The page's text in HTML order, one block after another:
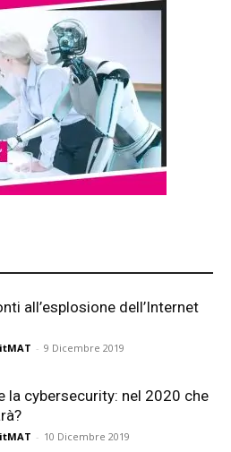
all’esplosione dell’Internet
- 9 Dicembre 2019
la cybersecurity: nel 2020 che
- 10 Dicembre 2019